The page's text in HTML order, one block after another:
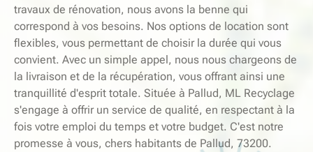
travaux de rénovation, nous avons la benne qui
correspond à vos besoins. Nos options de location sont
flexibles, vous permettant de choisir la durée qui vous
convient. Avec un simple appel, nous nous chargeons de
la livraison et de la récupération, vous offrant ainsi une
tranquillité d'esprit totale. Située à Pallud, ML Recyclage
s'engage à offrir un service de qualité, en respectant à la
fois votre emploi du temps et votre budget. C'est notre
promesse à vous, chers habitants de Pallud, 73200.